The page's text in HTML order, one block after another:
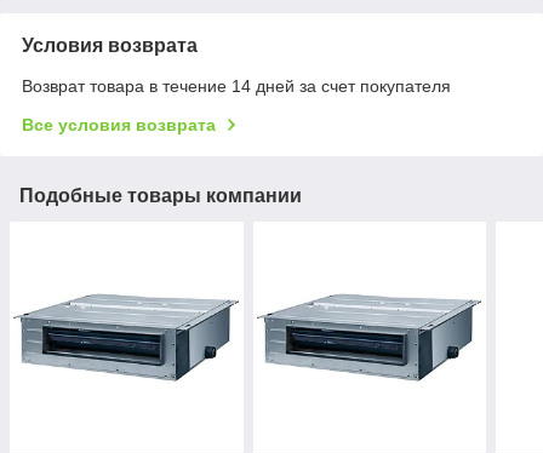
Условия возврата
Возврат товара в течение 14 дней за счет покупателя
Все условия возврата
Подобные товары компании